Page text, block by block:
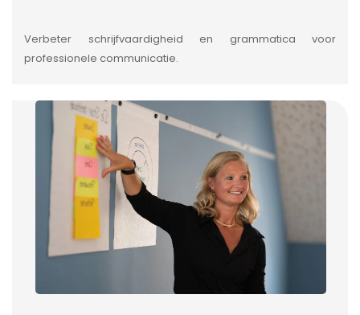
Verbeter schrijfvaardigheid en grammatica voor
professionele communicatie.